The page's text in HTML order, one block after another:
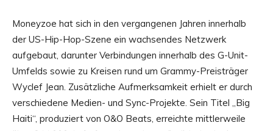
Moneyzoe hat sich in den vergangenen Jahren innerhalb
der US-Hip-Hop-Szene ein wachsendes Netzwerk
aufgebaut, darunter Verbindungen innerhalb des G-Unit-
Umfelds sowie zu Kreisen rund um Grammy-Preisträger
Wyclef Jean. Zusätzliche Aufmerksamkeit erhielt er durch
verschiedene Medien- und Sync-Projekte. Sein Titel „Big
Haiti“, produziert von O&O Beats, erreichte mittlerweile